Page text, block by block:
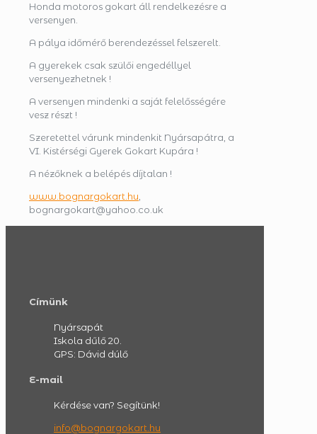
Honda motoros gokart áll rendelkezésre a
versenyen.
A pálya időmérő berendezéssel felszerelt.
A gyerekek csak szülői engedéllyel
versenyezhetnek !
A versenyen mindenki a saját felelősségére
vesz részt !
Szeretettel várunk mindenkit Nyársapátra, a
VI. Kistérségi Gyerek Gokart Kupára !
A nézőknek a belépés díjtalan !
www.bognargokart.hu,
bognargokart@yahoo.co.uk
Címünk
Nyársapát
Iskola dűlő 20.
GPS: Dávid dúlő
E-mail
Kérdése van? Segítünk!
info@bognargokart.hu